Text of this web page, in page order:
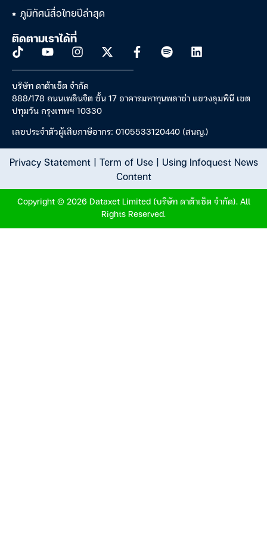
ภูมิทัศน์สื่อไทยปีล่าสุด
ติดตามเราได้ที่
บริษัท ดาต้าเซ็ต จำกัด
888/178 ถนนเพลินจิต ชั้น 17 อาคารมหาทุนพลาซ่า แขวงลุมพินี เขต
ปทุมวัน กรุงเทพฯ 10330
เลขประจำตัวผู้เสียภาษีอากร: 0105533120440 (สนญ.)
Privacy Statement| Term of Use| Using Infoquest News
Content
Copyright © 2026 Dataxet Limited (บริษัท ดาต้าเซ็ต จำกัด). All
Rights Reserved.